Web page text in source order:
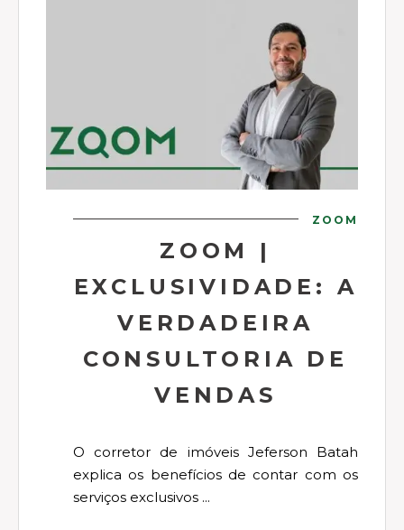
ZOOM
ZOOM |
EXCLUSIVIDADE: A
VERDADEIRA
CONSULTORIA DE
VENDAS
O corretor de imóveis Jeferson Batah
explica os benefícios de contar com os
serviços exclusivos ...